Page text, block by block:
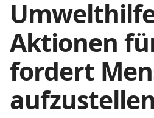
Aktionen
fordert
aufzustellen